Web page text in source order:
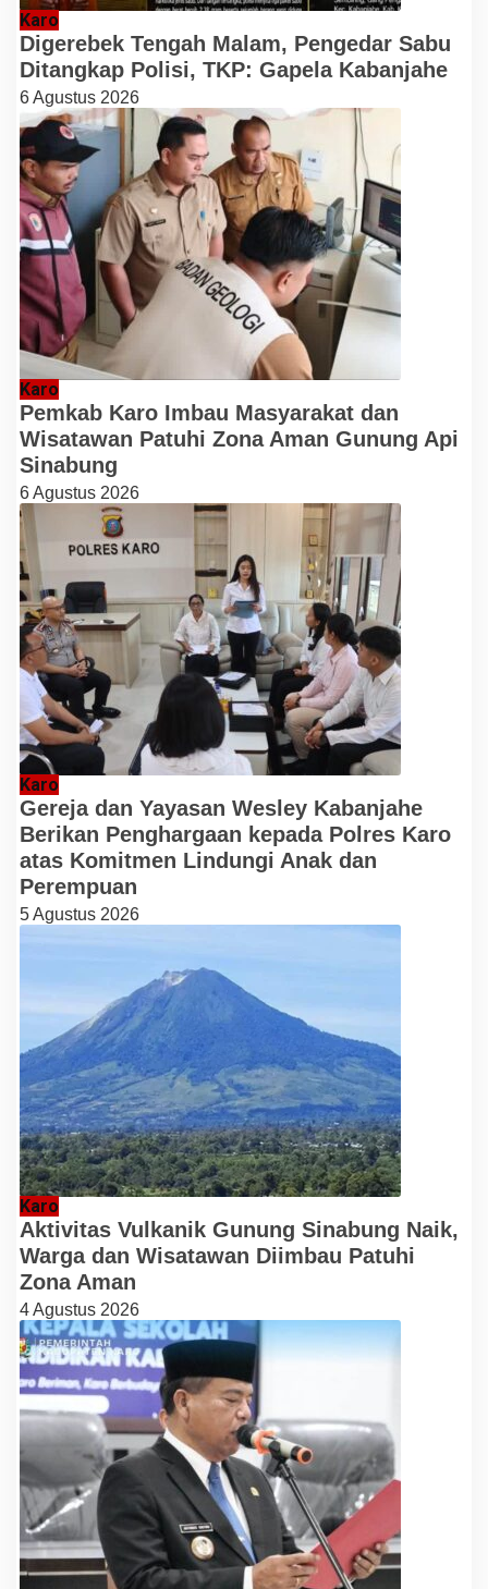
Karo
Digerebek Tengah Malam, Pengedar Sabu
Ditangkap Polisi, TKP: Gapela Kabanjahe
6 Agustus 2026
Karo
Pemkab Karo Imbau Masyarakat dan
Wisatawan Patuhi Zona Aman Gunung Api
Sinabung
6 Agustus 2026
Karo
Gereja dan Yayasan Wesley Kabanjahe
Berikan Penghargaan kepada Polres Karo
atas Komitmen Lindungi Anak dan
Perempuan
5 Agustus 2026
Karo
Aktivitas Vulkanik Gunung Sinabung Naik,
Warga dan Wisatawan Diimbau Patuhi
Zona Aman
4 Agustus 2026